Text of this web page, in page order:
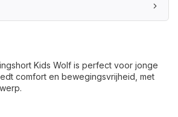
Kids Wolf is perfect voor jonge
comfort en bewegingsvrijheid, met